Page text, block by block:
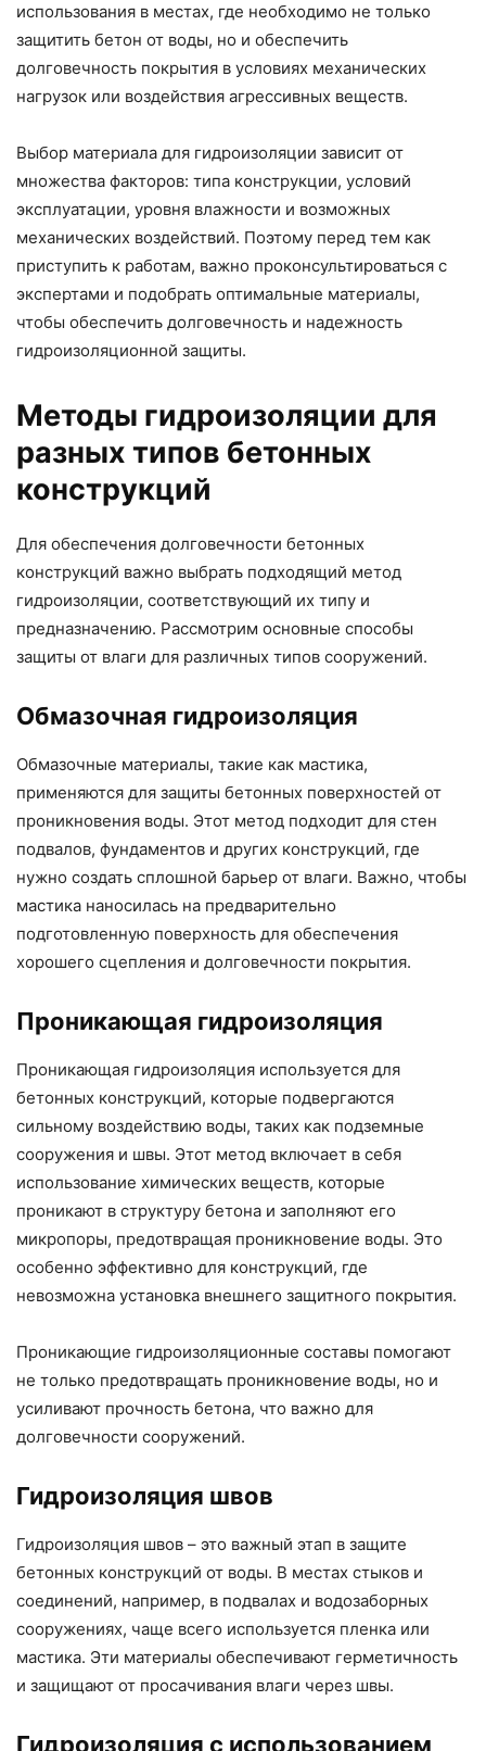
использования в местах, где необходимо не только
защитить бетон от воды, но и обеспечить
долговечность покрытия в условиях механических
нагрузок или воздействия агрессивных веществ.
Выбор материала для гидроизоляции зависит от
множества факторов: типа конструкции, условий
эксплуатации, уровня влажности и возможных
механических воздействий. Поэтому перед тем как
приступить к работам, важно проконсультироваться с
экспертами и подобрать оптимальные материалы,
чтобы обеспечить долговечность и надежность
гидроизоляционной защиты.
Методы гидроизоляции для
разных типов бетонных
конструкций
Для обеспечения долговечности бетонных
конструкций важно выбрать подходящий метод
гидроизоляции, соответствующий их типу и
предназначению. Рассмотрим основные способы
защиты от влаги для различных типов сооружений.
Обмазочная гидроизоляция
Обмазочные материалы, такие как мастика,
применяются для защиты бетонных поверхностей от
проникновения воды. Этот метод подходит для стен
подвалов, фундаментов и других конструкций, где
нужно создать сплошной барьер от влаги. Важно, чтобы
мастика наносилась на предварительно
подготовленную поверхность для обеспечения
хорошего сцепления и долговечности покрытия.
Проникающая гидроизоляция
Проникающая гидроизоляция используется для
бетонных конструкций, которые подвергаются
сильному воздействию воды, таких как подземные
сооружения и швы. Этот метод включает в себя
использование химических веществ, которые
проникают в структуру бетона и заполняют его
микропоры, предотвращая проникновение воды. Это
особенно эффективно для конструкций, где
невозможна установка внешнего защитного покрытия.
Проникающие гидроизоляционные составы помогают
не только предотвращать проникновение воды, но и
усиливают прочность бетона, что важно для
долговечности сооружений.
Гидроизоляция швов
Гидроизоляция швов – это важный этап в защите
бетонных конструкций от воды. В местах стыков и
соединений, например, в подвалах и водозаборных
сооружениях, чаще всего используется пленка или
мастика. Эти материалы обеспечивают герметичность
и защищают от просачивания влаги через швы.
Гидроизоляция с использованием